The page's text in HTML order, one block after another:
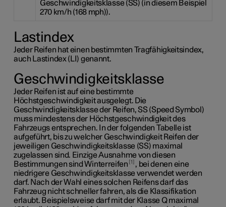
Geschwindigkeitsklasse (SS) (in diesem Beispiel
270 km/h (168 mph)).
Lastindex
Jeder Reifen hat einen bestimmten Tragfähigkeitsindex,
auch Lastindex (LI) genannt.
Geschwindigkeitsklasse
Jeder Reifen ist auf eine bestimmte
Höchstgeschwindigkeit ausgelegt. Die
Geschwindigkeitsklasse der Reifen, SS (Speed Symbol)
muss mindestens der Höchstgeschwindigkeit des
Fahrzeugs entsprechen. In der folgenden Tabelle ist
aufgeführt, bis zu welcher Geschwindigkeit Reifen der
jeweiligen Geschwindigkeitsklasse (SS) maximal
zugelassen sind. Einzige Ausnahme von diesen
Bestimmungen sind Winterreifen 1
, bei denen eine
niedrigere Geschwindigkeitsklasse verwendet werden
darf. Nach der Wahl eines solchen Reifens darf das
Fahrzeug nicht schneller fahren, als die Klassifikation
erlaubt. Beispielsweise darf mit der Klasse Qmaximal